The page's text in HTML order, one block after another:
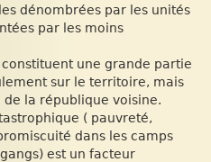
dénombrées par les unités
par les moins
une grande partie
sur le territoire, mais
la république voisine.
( pauvreté,
dans les camps
est un facteur